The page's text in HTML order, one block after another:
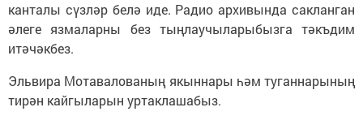
канталы сүзләр белә иде. Радио архивында сакланган
әлеге язмаларны без тыңлаучыларыбызга тәкъдим
итәчәкбез.
Эльвира Мотавалованың якыннары һәм туганнарының
тирән кайгыларын уртаклашабыз.